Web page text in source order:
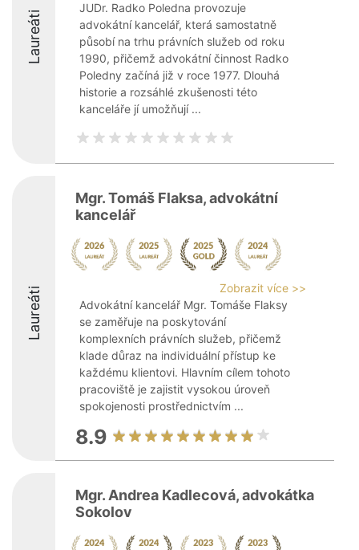
Laureáti
JUDr. Radko Poledna provozuje
advokátní kancelář, která samostatně
působí na trhu právních služeb od roku
1990, přičemž advokátní činnost Radko
Poledny začíná již v roce 1977. Dlouhá
historie a rozsáhlé zkušenosti této
kanceláře jí umožňují ...
Laureáti
Mgr. Tomáš Flaksa, advokátní
kancelář
Zobrazit více >>
Advokátní kancelář Mgr. Tomáše Flaksy
se zaměřuje na poskytování
komplexních právních služeb, přičemž
klade důraz na individuální přístup ke
každému klientovi. Hlavním cílem tohoto
pracoviště je zajistit vysokou úroveň
spokojenosti prostřednictvím ...
8.9
Mgr. Andrea Kadlecová, advokátka
Sokolov